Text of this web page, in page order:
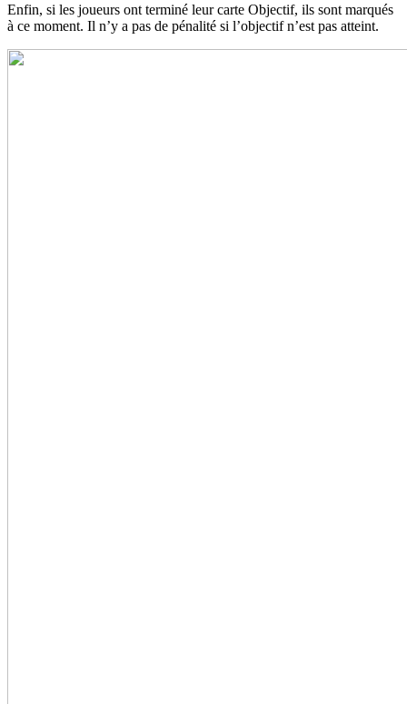
Enfin, si les joueurs ont terminé leur carte Objectif, ils sont marqués
à ce moment. Il n’y a pas de pénalité si l’objectif n’est pas atteint.